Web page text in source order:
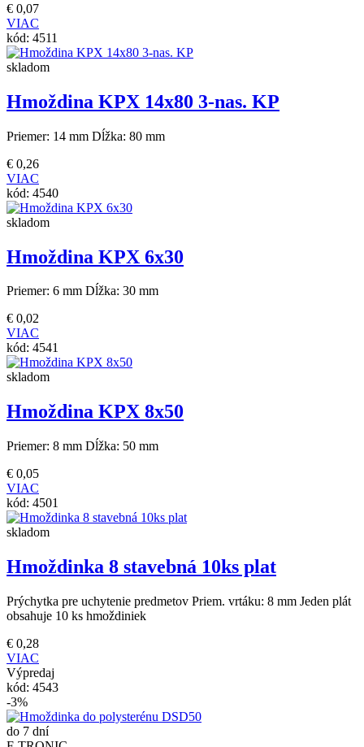
€ 0,07
VIAC
kód: 4511
skladom
Hmoždina KPX 14x80 3-nas. KP
Priemer: 14 mm Dĺžka: 80 mm
€ 0,26
VIAC
kód: 4540
skladom
Hmoždina KPX 6x30
Priemer: 6 mm Dĺžka: 30 mm
€ 0,02
VIAC
kód: 4541
skladom
Hmoždina KPX 8x50
Priemer: 8 mm Dĺžka: 50 mm
€ 0,05
VIAC
kód: 4501
skladom
Hmoždinka 8 stavebná 10ks plat
Prýchytka pre uchytenie predmetov Priem. vrtáku: 8 mm Jeden plát
obsahuje 10 ks hmoždiniek
€ 0,28
VIAC
Výpredaj
kód: 4543
-3%
do 7 dní